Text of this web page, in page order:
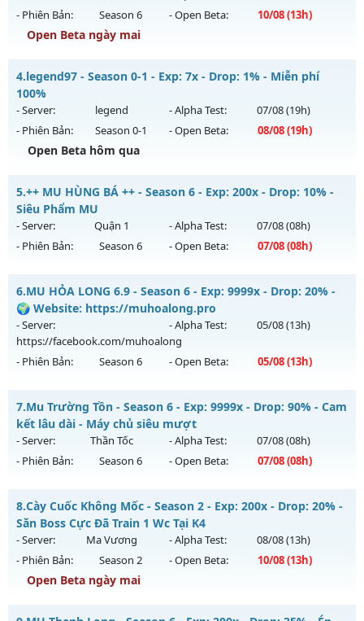
Exp: 9999x - Drop: 90%
Kiểu reset: Reset In Game
Antihack: ICMPROTECT ✅ 🔴 ✨ ⚡️
- Phiên Bản:
Season 6 - Open Beta: 10/08(13h)
Open Beta ngày mai
Mu Việt Nam - GIẢI TRÍ-DỄ CHƠI
Mu mới ra tháng 08 2026 - Mở máy chủ
ngày 10/08/2626
Exp: 500x - Drop: 20%
Kiểu reset: Reset In Game
Thể loại: Mu Nguyên bản Webzen
Antihack: PRO
4.legend97 - Season 0-1 - Exp: 7x - Drop: 1% - Miễn phí
100%
- Server: legend - Alpha Test: 07/08(19h)
- Phiên Bản:
Season 0-1 - Open Beta: 08/08(19h)
Open Beta hôm qua
legend97 - Miễn phí 100%
Mu mới ra tháng 08 2026 - Mở máy chủ
ngày 08/08/2626
Exp: 7x - Drop: 1%
Thể loại: Mu Nguyên bản Webzen
Antihack: Bandicam Hack 100%
5.++ MU HÙNG BÁ ++ - Season 6 - Exp: 200x - Drop: 10% -
Siêu Phẩm MU
- Server: Quận 1 - Alpha Test: 07/08(08h)
- Phiên Bản:
Season 6 - Open Beta: 07/08(08h)
++ MU HÙNG BÁ ++ - Siêu Phẩm MU
Mu mới ra tháng 08 2026 - Mở máy chủ
ngày 07/08/2626
Exp: 200x - Drop: 10%
Antihack: Shark Shield
6.MU HỎA LONG 6.9 - Season 6 - Exp: 9999x - Drop: 20% -
🌍 Website: https://muhoalong.pro
- Server:
https://facebook.com/muhoalong
- Alpha Test: 05/08(13h)
- Phiên Bản: Season 6 - Open Beta: 05/08(13h)
MU HỎA LONG 6.9 - 🌍 Website: https://muhoalong.pro
Mu mới ra tháng 08 2026 - Mở máy chủ
https://facebook.com/muhoalongvào 13h ngày
05/08/2626
Kiểu reset: Non Reset
Thể loại: Mu Nguyên bản Webzen
Antihack: XShield
7.Mu Trường Tồn - Season 6 - Exp: 9999x - Drop: 90% - Cam
kết lâu dài - Máy chủ siêu mượt
- Server: Thần Tốc - Alpha Test: 07/08(08h)
- Phiên Bản:
Season 6 - Open Beta: 07/08(08h)
Mu Trường Tồn - Cam kết lâu dài - Máy chủ siêu mượt
Mu mới ra tháng 08 2026 - Mở máy chủ
ngày 07/08/2626
Exp: 9999x - Drop: 90%
Kiểu reset: Reset In Game
8.Cày Cuốc Không Mốc - Season 2 - Exp: 200x - Drop: 20% -
Săn Boss Cực Đã Train 1 Wc Tại K4
- Server: Ma Vương - Alpha Test: 08/08(13h)
- Phiên Bản:
Season 2 - Open Beta: 10/08(13h)
Open Beta ngày mai
Cày Cuốc Không Mốc - Săn Boss Cực Đã Train 1 Wc Tại K4